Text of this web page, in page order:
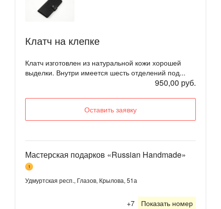
Клатч на клепке
Клатч изготовлен из натуральной кожи хорошей
выделки. Внутри имеется шесть отделений под...
950,00 руб.
Оставить заявку
Мастерская подарков «Russian Handmade»
1
Удмуртская респ., Глазов, Крылова, 51а
+7 Показать номер